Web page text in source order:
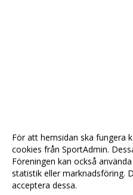
För att hemsidan ska fungera
cookies från SportAdmin.
Föreningen kan också
statistik eller marknadsföring.
acceptera dessa.